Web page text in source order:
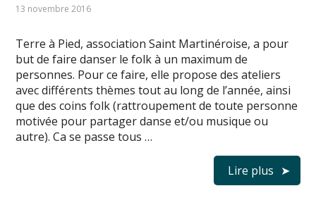
13 novembre 2016
Terre à Pied, association Saint Martinéroise, a pour
but de faire danser le folk à un maximum de
personnes. Pour ce faire, elle propose des ateliers
avec différents thèmes tout au long de l’année, ainsi
que des coins folk (rattroupement de toute personne
motivée pour partager danse et/ou musique ou
autre). Ca se passe tous …
Lire plus